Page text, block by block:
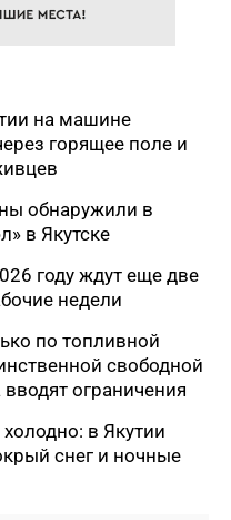
Евгений
объединил
из трех
более 61
на получение
участков
Якутия»:
проект на
из арктических
объединил XI
Суглан в
на машине
горящее поле и
обнаружили в
в Якутске
году ждут еще две
недели
по топливной
свободной
ограничения
в Якутии
снег и ночные